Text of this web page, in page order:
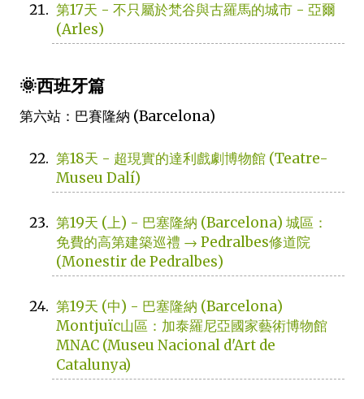
第17天 - 不只屬於梵谷與古羅馬的城市 - 亞爾
(Arles)
🌞西班牙篇
第六站：巴賽隆納 (Barcelona)
第18天 - 超現實的達利戲劇博物館 (Teatre-
Museu Dalí)
第19天 (上) - 巴塞隆納 (Barcelona) 城區：
免費的高第建築巡禮 → Pedralbes修道院
(Monestir de Pedralbes)
第19天 (中) - 巴塞隆納 (Barcelona)
Montjuïc山區：加泰羅尼亞國家藝術博物館
MNAC (Museu Nacional d'Art de
Catalunya)